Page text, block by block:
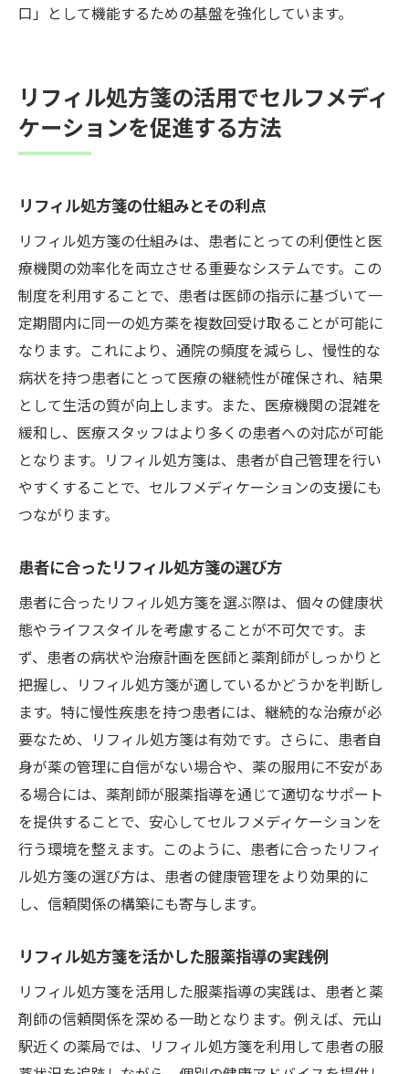
口」として機能するための基盤を強化しています。
リフィル処方箋の活用でセルフメディ
ケーションを促進する方法
リフィル処方箋の仕組みとその利点
リフィル処方箋の仕組みは、患者にとっての利便性と医
療機関の効率化を両立させる重要なシステムです。この
制度を利用することで、患者は医師の指示に基づいて一
定期間内に同一の処方薬を複数回受け取ることが可能に
なります。これにより、通院の頻度を減らし、慢性的な
病状を持つ患者にとって医療の継続性が確保され、結果
として生活の質が向上します。また、医療機関の混雑を
緩和し、医療スタッフはより多くの患者への対応が可能
となります。リフィル処方箋は、患者が自己管理を行い
やすくすることで、セルフメディケーションの支援にも
つながります。
患者に合ったリフィル処方箋の選び方
患者に合ったリフィル処方箋を選ぶ際は、個々の健康状
態やライフスタイルを考慮することが不可欠です。ま
ず、患者の病状や治療計画を医師と薬剤師がしっかりと
把握し、リフィル処方箋が適しているかどうかを判断し
ます。特に慢性疾患を持つ患者には、継続的な治療が必
要なため、リフィル処方箋は有効です。さらに、患者自
身が薬の管理に自信がない場合や、薬の服用に不安があ
る場合には、薬剤師が服薬指導を通じて適切なサポート
を提供することで、安心してセルフメディケーションを
行う環境を整えます。このように、患者に合ったリフィ
ル処方箋の選び方は、患者の健康管理をより効果的に
し、信頼関係の構築にも寄与します。
リフィル処方箋を活かした服薬指導の実践例
リフィル処方箋を活用した服薬指導の実践は、患者と薬
剤師の信頼関係を深める一助となります。例えば、元山
駅近くの薬局では、リフィル処方箋を利用して患者の服